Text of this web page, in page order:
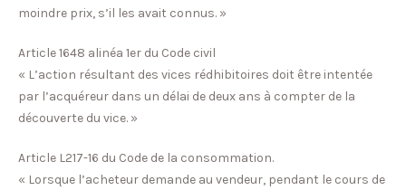
moindre prix, s’il les avait connus. »
Article 1648 alinéa 1er du Code civil
« L’action résultant des vices rédhibitoires doit être intentée
par l’acquéreur dans un délai de deux ans à compter de la
découverte du vice. »
Article L217-16 du Code de la consommation.
« Lorsque l’acheteur demande au vendeur, pendant le cours de